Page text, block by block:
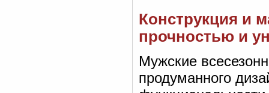
Конструкция и
прочностью и
Мужские
продуманного